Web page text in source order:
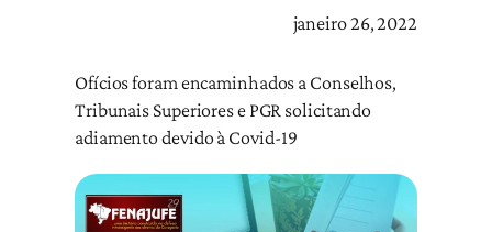
janeiro 26, 2022
Ofícios foram encaminhados a Conselhos,
Tribunais Superiores e PGR solicitando
adiamento devido à Covid-19